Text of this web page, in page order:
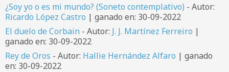
¿Soy yo o es mi mundo? (Soneto contemplativo) - Autor:
Ricardo López Castro | ganado en: 30-09-2022
El duelo de Corbain - Autor: J. J. Martínez Ferreiro |
ganado en: 30-09-2022
Rey de Oros - Autor: Hallie Hernández Alfaro | ganado
en: 30-09-2022